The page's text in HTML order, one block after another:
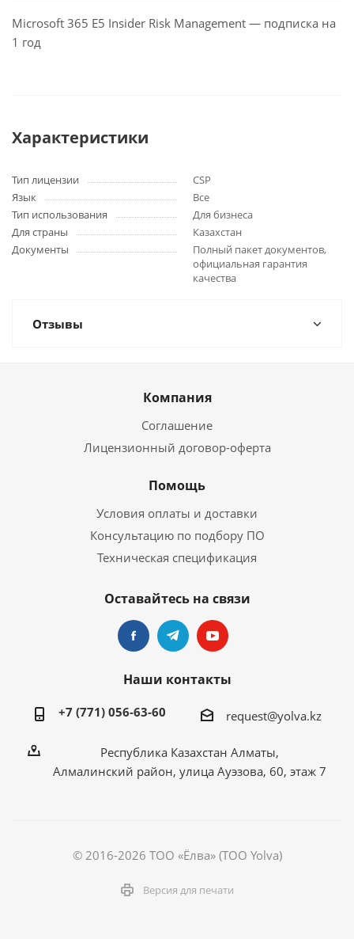
Microsoft 365 E5 Insider Risk Management — подписка на
1 год
Характеристики
Тип лицензии
CSP
Язык
Все
Тип использования
Для бизнеса
Для страны
Казахстан
Документы
Полный пакет документов,
официальная гарантия
качества
Отзывы
Компания
Соглашение
Лицензионный договор-оферта
Помощь
Условия оплаты и доставки
Консультацию по подбору ПО
Техническая спецификация
Оставайтесь на связи
Наши контакты
+7 (771) 056-63-60 request@yolva.kz
Республика Казахстан Алматы,
Алмалинский район, улица Ауэзова, 60, этаж 7
© 2016-2026 ТОО «Ёлва» (TOO Yolva)
Версия для печати